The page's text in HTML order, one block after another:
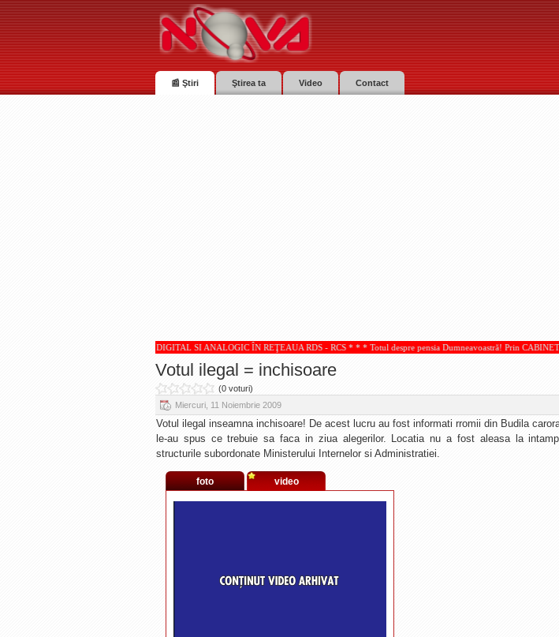
📰 Ştiri
Ştirea ta Video Contact
TV SUNT RECEPŢIONATE DIGITAL SI ANALOGIC ÎN REŢEAUA RDS - RCS * * * Totul despre pensia Dumneavoastră! Prin CABINETUL
Votul ilegal = inchisoare
(0 voturi)
Miercuri, 11 Noiembrie 2009
Votul ilegal inseamna inchisoare! De acest lucru au fost informati rromii din Budila
le-au spus ce trebuie sa faca in ziua alegerilor. Locatia nu a fost aleasa la
structurile subordonate Ministerului Internelor si Administratiei.
foto video